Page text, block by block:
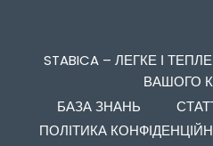
STABICA – ЛЕГКЕ І
ВАШОГО
БАЗА ЗНАНЬ
ПОЛІТИКА